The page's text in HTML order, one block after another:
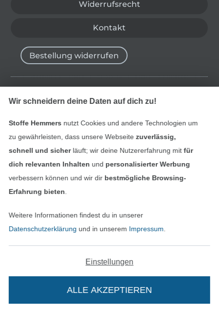
Widerrufsrecht
Kontakt
Alle Preise inkl. der gesetzl. MwSt.
Die durchgestrichenen Preise entsprechen dem
bisherigen Preis bei Stoffe Hemmers.
Bestellung widerrufen
Finde mehr Inspiration
Deutsch
Nederlands
In den niederländischen
Français
In den
Wir schneidern deine Daten auf dich zu!
Stoffe Hemmers nutzt Cookies und andere Technologien um
zu gewährleisten, dass unsere Webseite zuverlässig,
schnell und sicherläuft; wir deine Nutzererfahrung mitfür
dich relevanten Inhalten und personalisierter Werbung
verbessern können und wir dir bestmögliche Browsing-
Erfahrung bieten
Weitere Informationen findest du in unserer
Datenschutzerklärung und in unserem Impressum
Einstellungen
ALLE AKZEPTIEREN